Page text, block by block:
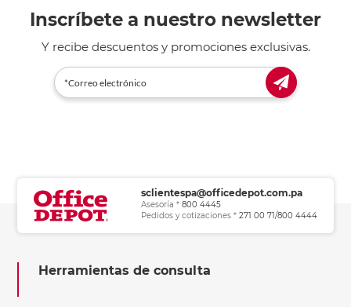
Inscríbete a nuestro newsletter
Y recibe descuentos y promociones exclusivas.
sclientespa@officedepot.com.pa
Asesoría * 800 4445
Pedidos y cotizaciones * 271 00 71/800 4444
Herramientas de consulta